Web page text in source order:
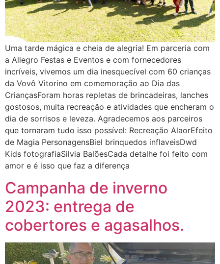
Uma tarde mágica e cheia de alegria! Em parceria com
a Allegro Festas e Eventos e com fornecedores
incríveis, vivemos um dia inesquecível com 60 crianças
da Vovô Vitorino em comemoração ao Dia das
CriançasForam horas repletas de brincadeiras, lanches
gostosos, muita recreação e atividades que encheram o
dia de sorrisos e leveza. Agradecemos aos parceiros
que tornaram tudo isso possível: Recreação AlaorEfeito
de Magia PersonagensBiel brinquedos inflaveisDwd
Kids fotografiaSilvia BalõesCada detalhe foi feito com
amor e é isso que faz a diferença
Campanha de inverno
2023: entrega de
cobertores e agasalhos.